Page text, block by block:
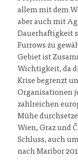
allem mit dem
aber auch mit
Dauerhaftigkeit
Furrows zu
Gebiet ist
Wichtigkeit, da
Krise begrenzt
Organisationen
zahlreichen
Mühe
Wien, Graz und
Schluss, auch
nach Maribor